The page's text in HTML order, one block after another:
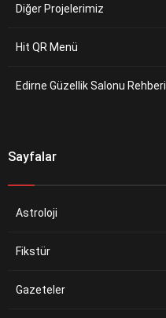
Diğer Projelerimiz
Hit QR Menü
Edirne Güzellik Salonu Rehberi
Sayfalar
Astroloji
Fikstür
Gazeteler